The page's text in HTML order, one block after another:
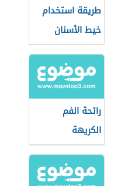
طريقة استخدام
خيط الأسنان
رائحة الفم
الكريهة